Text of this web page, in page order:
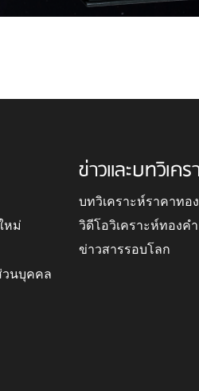
หม่
วนบุคคล
ข่าวและบทวิเคร
บทวิเคราะห์ราคาทอ
วิดีโอวิเคราะห์ทองคำ
ข่าวสารรอบโลก